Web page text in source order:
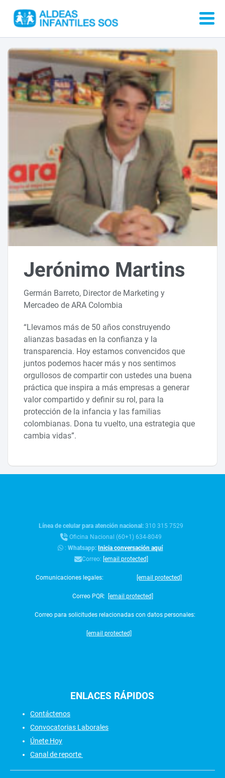
Jerónimo Martins
Germán Barreto, Director de Marketing y
Mercadeo de ARA Colombia
“Llevamos más de 50 años construyendo
alianzas basadas en la confianza y la
transparencia. Hoy estamos convencidos que
juntos podemos hacer más y nos sentimos
orgullosos de compartir con ustedes una buena
práctica que inspira a más empresas a generar
valor compartido y definir su rol, para la
protección de la infancia y las familias
colombianas. Dona tu vuelto, una estrategia que
cambia vidas”.
Línea de celular para atención nacional:310 315 7529
Oficina Nacional (60+1) 634-8049
:Whatsapp: Inicia conversación aquí
Correo: [email protected]
Comunicaciones legales: [email protected]
Correo PQR: [email protected]
Correo para solicitudes relacionadas con datos personales:
[email protected]
ENLACES RÁPIDOS
Contáctenos
Convocatorias Laborales
Únete Hoy
Canal de reporte